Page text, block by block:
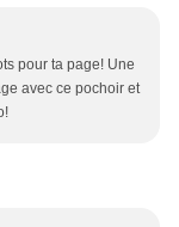
pour ta page! Une
avec ce pochoir et